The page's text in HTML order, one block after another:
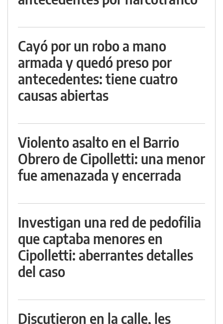
Cayó por un robo a mano
armada y quedó preso por
antecedentes: tiene cuatro
causas abiertas
Violento asalto en el Barrio
Obrero de Cipolletti: una menor
fue amenazada y encerrada
Investigan una red de pedofilia
que captaba menores en
Cipolletti: aberrantes detalles
del caso
Discutieron en la calle, les